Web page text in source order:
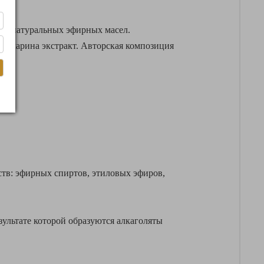
натуральных эфирных масел.
экстракт. Авторская композиция
эфирных спиртов, этиловых эфиров,
которой образуются алкаголяты